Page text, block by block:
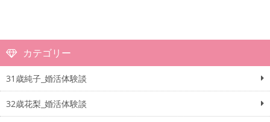
カテゴリー
31歳純子_婚活体験談
32歳花梨_婚活体験談